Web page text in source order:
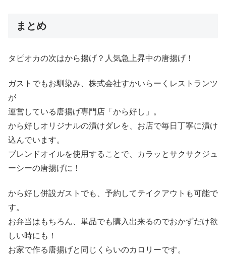
まとめ
タピオカの次はから揚げ？人気急上昇中の唐揚げ！
ガストでもお馴染み、株式会社すかいらーくレストランツ
が
運営している唐揚げ専門店「から好し」。
から好しオリジナルの漬けダレを、お店で毎日丁寧に漬け
込んでいます。
ブレンドオイルを使用することで、カラッとサクサクジュ
ーシーの唐揚げに！
から好し併設ガストでも、予約してテイクアウトも可能で
す。
お弁当はもちろん、単品でも購入出来るのでおかずだけ欲
しい時にも！
お家で作る唐揚げと同じくらいのカロリーです。